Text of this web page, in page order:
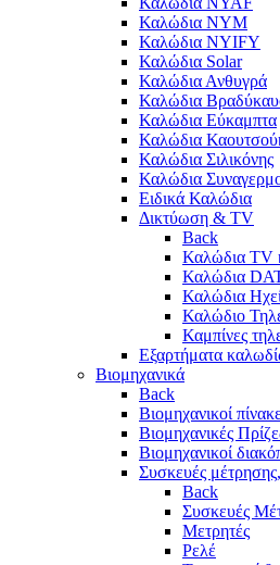
Καλώδια NYΜ
Καλώδια ΝΥΙFY
Καλώδια Solar
Καλώδια Ανθυγρά
Καλώδια
Καλώδια Εύκαμπτα
Καλώδια
Καλώδια Σιλικόνης
Καλώδια
Ειδικά Καλώδια
Δικτύωση & TV
Back
Καλώδια TV
Καλώδια
Καλώδια
Καλώδιο
Καμπίνες
Eξαρτήματα
Βιομηχανικά
Back
Βιομηχανικοί
Βιομηχανικές
Βιομηχανικοί
Συσκευές
Back
Συσκευές
Μετρητές
Ρελέ